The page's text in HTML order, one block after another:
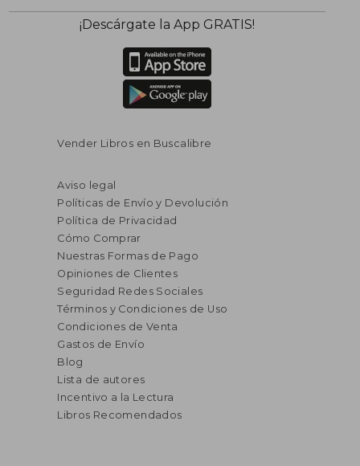
¡Descárgate la App GRATIS!
Vender Libros en Buscalibre
Aviso legal
Políticas de Envío y Devolución
Política de Privacidad
Cómo Comprar
Nuestras Formas de Pago
Opiniones de Clientes
Seguridad Redes Sociales
Términos y Condiciones de Uso
Condiciones de Venta
Gastos de Envío
Blog
Lista de autores
Incentivo a la Lectura
Libros Recomendados